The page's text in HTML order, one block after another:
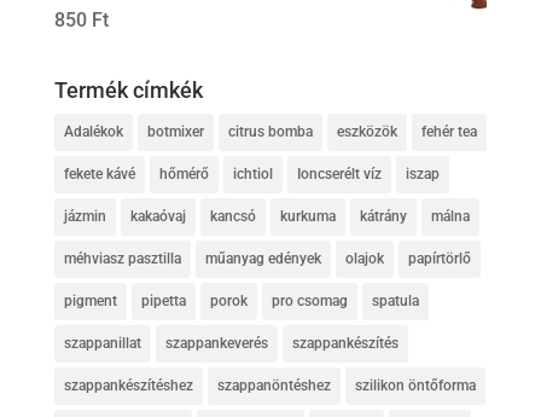
850 Ft
Termék címkék
Adalékok botmixer citrus bomba eszközök fehér tea
fekete kávé hőmérő ichtiol Ioncserélt víz iszap
jázmin kakaóvaj kancsó kurkuma kátrány málna
méhviasz pasztilla műanyag edények olajok papírtörlő
pigment pipetta porok pro csomag spatula
szappanillat szappankeverés szappankészítés
szappankészítéshez szappanöntéshez szilikon öntőforma